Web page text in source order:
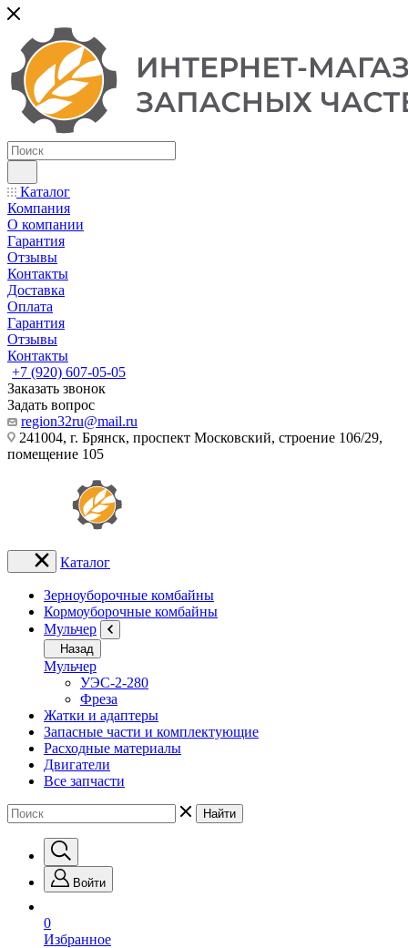
Каталог
Компания
О компании
Гарантия
Отзывы
Контакты
Доставка
Оплата
Гарантия
Отзывы
Контакты
+7 (920) 607-05-05
Заказать звонок
Задать вопрос
region32ru@mail.ru
241004, г. Брянск, проспект Московский, строение 106/29,
помещение 105
Каталог
Зерноуборочные комбайны
Кормоуборочные комбайны
Мульчер
Назад
Мульчер
УЭС-2-280
Фреза
Жатки и адаптеры
Запасные части и комплектующие
Расходные материалы
Двигатели
Все запчасти
Найти
Войти
0
Избранное